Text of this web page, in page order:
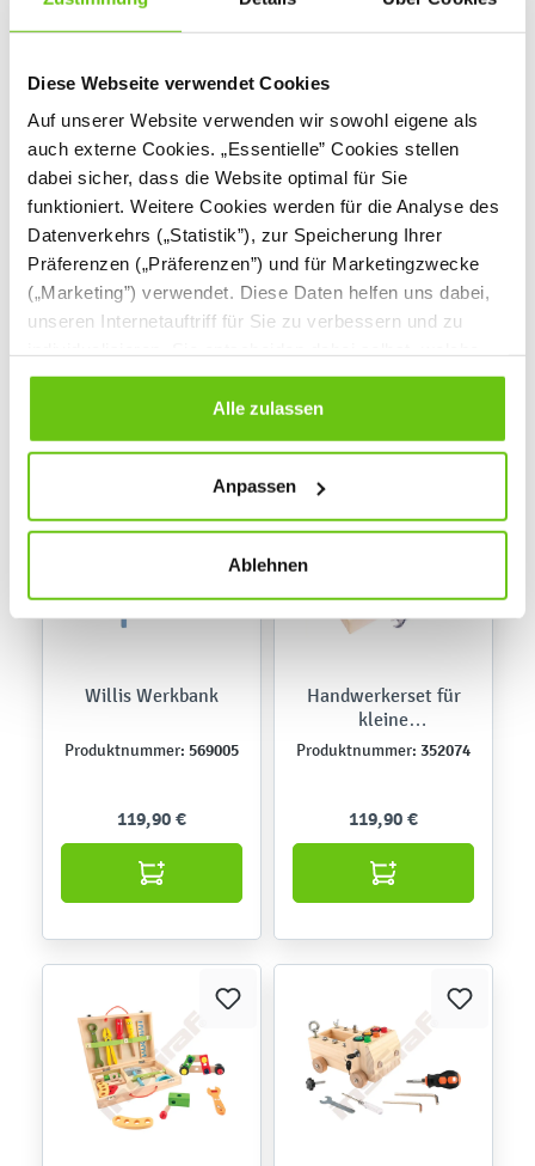
Diese Webseite verwendet Cookies
Auf unserer Website verwenden wir sowohl eigene als
auch externe Cookies. „Essentielle” Cookies stellen
dabei sicher, dass die Website optimal für Sie
funktioniert. Weitere Cookies werden für die Analyse des
Datenverkehrs („Statistik”), zur Speicherung Ihrer
Präferenzen („Präferenzen”) und für Marketingzwecke
(„Marketing”) verwendet. Diese Daten helfen uns dabei,
unseren Internetauftriff für Sie zu verbessern und zu
Cookies Sie erlauben. Verweigern Sie Ihre Zustimmung,
wählen Sie „Alle ablehnen” – in diesem Fall werden nur
Daten verarbeitet, die für den Besuch unserer Website
jederzeit ändern, indem Sie auf die Schaltfläche unten
links klicken. Weitere Informationen zur Datennutzung
Alle zulassen
Anpassen
Ablehnen
Werkbank aus Holz
Produktnummer:604282
309,90 €
Handwerkerset für
kleine
Hobbyschrauber
Produktnummer:204032
Willis Werkbank
Produktnummer: 569005
119,90 €
Handwerkerset für
kleine
Hobbyschrauber, 2er-
Produktnummer: 352074
119,90 €